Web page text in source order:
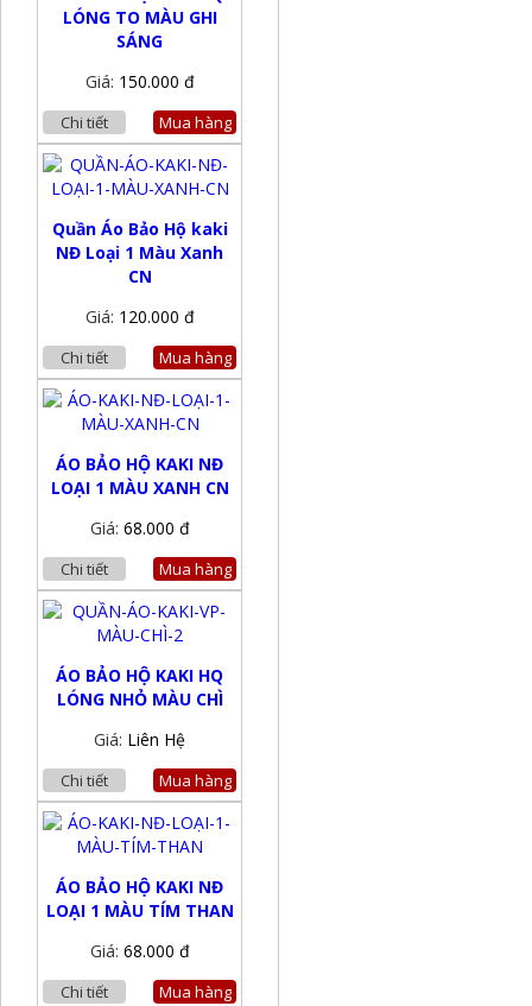
LÓNG TO MÀU GHI
SÁNG
Giá: 150.000 đ
Chi tiết Mua hàng
Quần Áo Bảo Hộ kaki
NĐ Loại 1 Màu Xanh
CN
Giá: 120.000 đ
Chi tiết Mua hàng
ÁO BẢO HỘ KAKI NĐ
LOẠI 1 MÀU XANH CN
Giá: 68.000 đ
Chi tiết Mua hàng
ÁO BẢO HỘ KAKI HQ
LÓNG NHỎ MÀU CHÌ
Giá: Liên Hệ
Chi tiết Mua hàng
ÁO BẢO HỘ KAKI NĐ
LOẠI 1 MÀU TÍM THAN
Giá: 68.000 đ
Chi tiết Mua hàng